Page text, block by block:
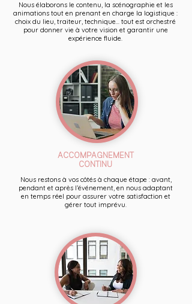
Nous élaborons le contenu, la scénographie et les
animations tout en prenant en charge la logistique :
choix du lieu, traiteur, technique... tout est orchestré
pour donner vie à votre vision et garantir une
expérience fluide.
ACCOMPAGNEMENT
CONTINU
Nous restons à vos côtés à chaque étape : avant,
pendant et après l’événement, en nous adaptant
en temps réel pour assurer votre satisfaction et
gérer tout imprévu.